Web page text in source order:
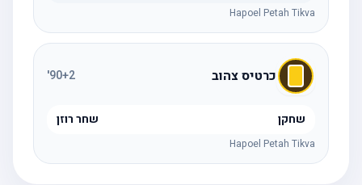
Hapoel Petah Tikva
כרטיס צהוב 90+2
'
שחקן שחר רוזן
Hapoel Petah Tikva